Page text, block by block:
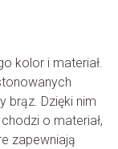
kolor i materiał.
brąz. Dzięki nim
o materiał,
zapewniają